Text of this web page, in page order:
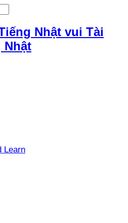
Nhật vui Tài
Nhật
Learn